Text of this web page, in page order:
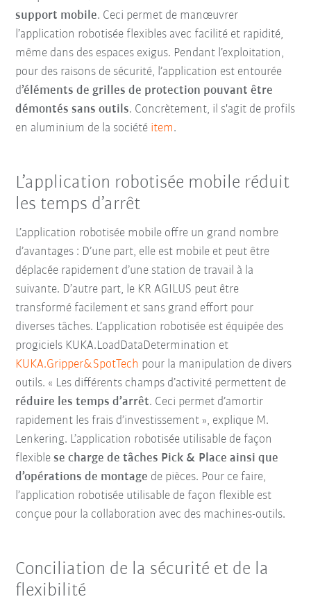
support mobile. Ceci permet de manœuvrer
l’application robotisée flexibles avec facilité et rapidité,
même dans des espaces exigus. Pendant l’exploitation,
pour des raisons de sécurité, l’application est entourée
d’éléments de grilles de protection pouvant être
démontés sans outils. Concrètement, il s'agit de profils
en aluminium de la société item.
L’application robotisée mobile réduit
les temps d’arrêt
L’application robotisée mobile offre un grand nombre
d’avantages : D’une part, elle est mobile et peut être
déplacée rapidement d’une station de travail à la
suivante. D’autre part, le KR AGILUS peut être
transformé facilement et sans grand effort pour
diverses tâches. L’application robotisée est équipée des
progiciels KUKA.LoadDataDetermination et
KUKA.Gripper&SpotTech pour la manipulation de divers
outils. « Les différents champs d’activité permettent de
réduire les temps d’arrêt. Ceci permet d’amortir
rapidement les frais d’investissement », explique M.
Lenkering. L’application robotisée utilisable de façon
flexible se charge de tâches Pick & Place ainsi que
d’opérations de montage de pièces. Pour ce faire,
l’application robotisée utilisable de façon flexible est
conçue pour la collaboration avec des machines-outils.
Conciliation de la sécurité et de la
flexibilité